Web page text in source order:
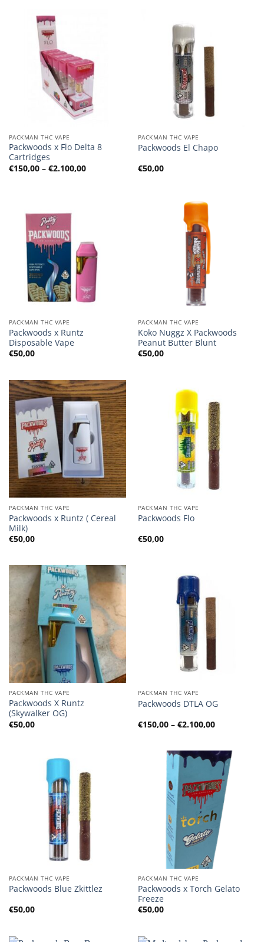
PACKMAN THC VAPE
Packwoods x Flo Delta 8
Cartridges
€150,00 – €2.100,00Preisspanne:
€150,00
PACKMAN THC VAPE
Packwoods El Chapo
€50,00
PACKMAN THC VAPE
Packwoods x Runtz
Disposable Vape
€50,00
PACKMAN THC VAPE
Koko Nuggz X Packwoods
Peanut Butter Blunt
€50,00
PACKMAN THC VAPE
Packwoods x Runtz ( Cereal
Milk)
€50,00
PACKMAN THC VAPE
Packwoods Flo
€50,00
PACKMAN THC VAPE
Packwoods X Runtz
(Skywalker OG)
€50,00
PACKMAN THC VAPE
Packwoods DTLA OG
€150,00 – €2.100,00
€150,00
PACKMAN THC VAPE
Packwoods Blue Zkittlez
€50,00
PACKMAN THC VAPE
Packwoods x Torch Gelato
Freeze
€50,00